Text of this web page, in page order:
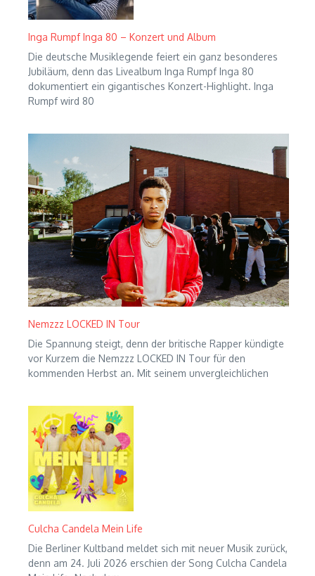
Inga Rumpf Inga 80 – Konzert und Album
Die deutsche Musiklegende feiert ein ganz besonderes
Jubiläum, denn das Livealbum Inga Rumpf Inga 80
dokumentiert ein gigantisches Konzert-Highlight. Inga
Rumpf wird 80
Nemzzz LOCKED IN Tour
Die Spannung steigt, denn der britische Rapper kündigte
vor Kurzem die Nemzzz LOCKED IN Tour für den
kommenden Herbst an. Mit seinem unvergleichlichen
Culcha Candela Mein Life
Die Berliner Kultband meldet sich mit neuer Musik zurück,
denn am 24. Juli 2026 erschien der Song Culcha Candela